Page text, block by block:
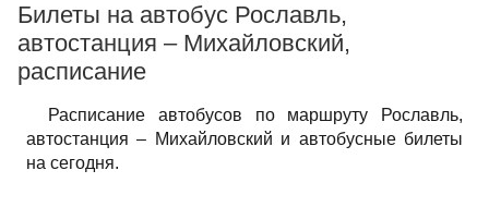
Билеты на автобус Рославль,
автостанция – Михайловский,
расписание
Расписание автобусов по маршруту Рославль,
автостанция – Михайловский и автобусные билеты
на сегодня.